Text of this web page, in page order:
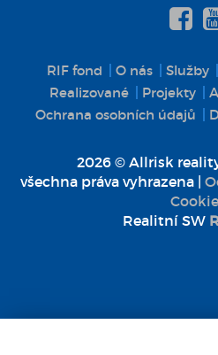
RIF fond O nás Služby
Realizované
Projekty
Ochrana osobních údajů
2026 © Allrisk
všechna práva vyhrazena |
Realitní SW